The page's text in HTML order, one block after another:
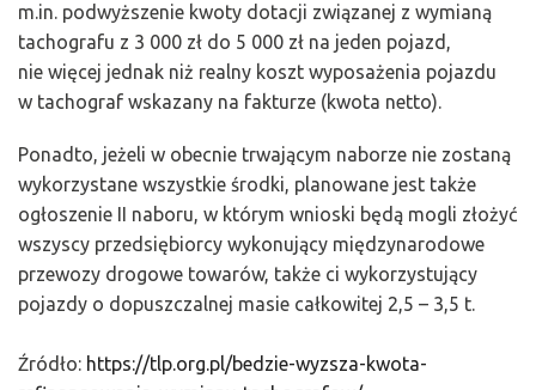
m.in. podwyższenie kwoty dotacji związanej z wymianą
tachografu z 3 000 zł do 5 000 zł na jeden pojazd,
nie więcej jednak niż realny koszt wyposażenia pojazdu
w tachograf wskazany na fakturze (kwota netto).
Ponadto, jeżeli w obecnie trwającym naborze nie zostaną
wykorzystane wszystkie środki, planowane jest także
ogłoszenie II naboru, w którym wnioski będą mogli złożyć
wszyscy przedsiębiorcy wykonujący międzynarodowe
przewozy drogowe towarów, także ci wykorzystujący
pojazdy o dopuszczalnej masie całkowitej 2,5 – 3,5 t.
Źródło: https://tlp.org.pl/bedzie-wyzsza-kwota-